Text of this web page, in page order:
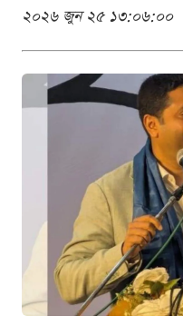
২০২৬ জুন ২৫ ১৩:০৬:০০